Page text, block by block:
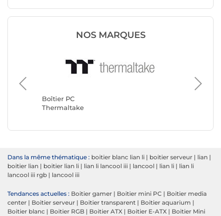
NOS MARQUES
Boîtier PC
Thermaltake
Boîtier
Corsair
Dans la même thématique : boitier blanc lian li | boitier serveur | lian |
boitier lian | boitier lian li | lian li lancool iii | lancool | lian li | lian li
lancool iii rgb | lancool iii
Tendances actuelles : Boitier gamer | Boitier mini PC | Boitier media
center | Boitier serveur | Boitier transparent | Boitier aquarium |
Boitier blanc | Boitier RGB | Boitier ATX | Boitier E-ATX | Boitier Mini